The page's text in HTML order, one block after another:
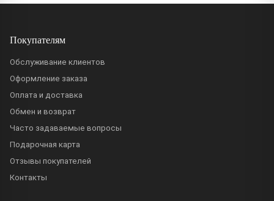
Покупателям
Обслуживание клиентов
Оформление заказа
Оплата и доставка
Обмен и возврат
Часто задаваемые вопросы
Подарочная карта
Отзывы покупателей
Контакты